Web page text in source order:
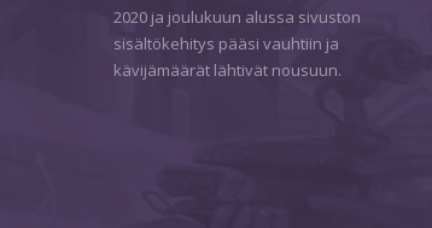
2020 ja joulukuun alussa sivuston
sisältökehitys pääsi vauhtiin ja
kävijämäärät lähtivät nousuun.